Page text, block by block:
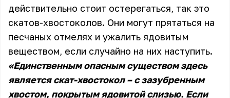
действительно стоит остерегаться, так это
скатов-хвостоколов. Они могут прятаться на
песчаных отмелях и ужалить ядовитым
веществом, если случайно на них наступить.
«Единственным опасным существом здесь
является скат-хвостокол – с зазубренным
хвостом, покрытым ядовитой слизью. Если